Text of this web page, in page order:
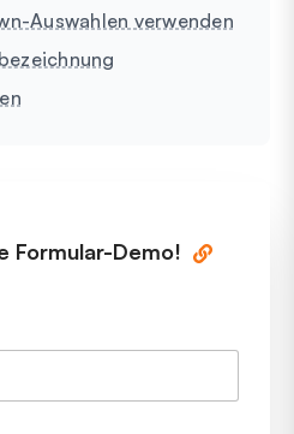
Auswahlen verwenden
Formular-Demo!